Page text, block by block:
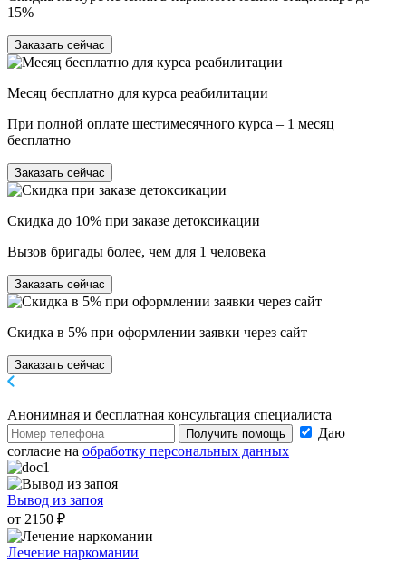
15%
Заказать сейчас
Месяц бесплатно для курса реабилитации
При полной оплате шестимесячного курса – 1 месяц
бесплатно
Заказать сейчас
Скидка до 10% при заказе детоксикации
Вызов бригады более, чем для 1 человека
Заказать сейчас
Скидка в 5% при оформлении заявки через сайт
Заказать сейчас
Анонимная и бесплатная консультация специалиста
Получить помощь
Даю
согласие на обработку персональных данных
Вывод из запоя
от 2150 ₽
Лечение наркомании